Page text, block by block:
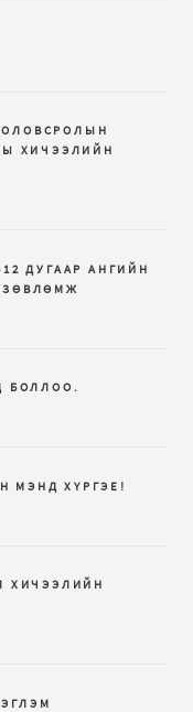
ХИЧЭЭЛИЙН
ДУГААР АНГИЙН
БОЛЛОО.
МЭНД ХҮРГЭЕ!
ХИЧЭЭЛИЙН